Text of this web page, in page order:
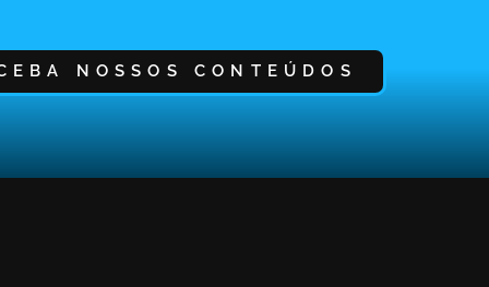
NOSSOS CONTEÚDOS